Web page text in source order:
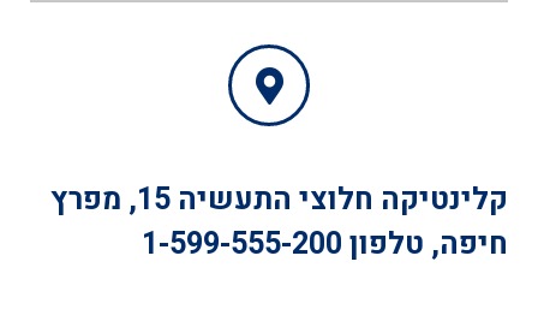
קלינטיקה
חלוצי התעשיה 15, מפרץ
חיפה, טלפון1-599-555-200